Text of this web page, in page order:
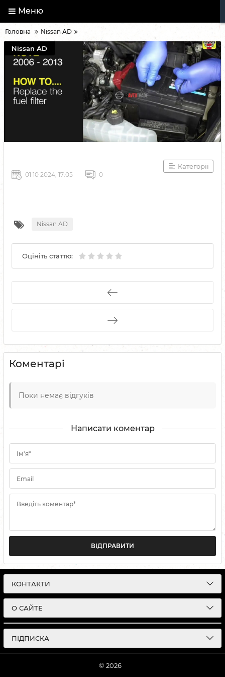
Меню
Головна Nissan AD
Nissan AD
Категорії
01 10 2024, 17:05 0
Nissan AD
Оцініть статтю:
Коментарі
Поки немає відгуків
Написати коментар
Ім'я*
Email
Введіть коментар*
ВІДПРАВИТИ
КОНТАКТИ
О САЙТЕ
ПІДПИСКА
© 2026